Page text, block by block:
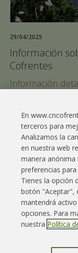
29/04/2025
Información
Cofrentes
Información
Leer más
Enlaces
Política Cookies
En
terceros para
Analizamos la
en nuestra web
manera anónima
preferencias
Tienes la opción
botón "Aceptar",
mantendrá
opciones. Para
nuestra Política